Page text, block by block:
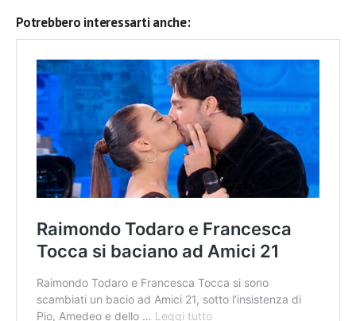
Potrebbero interessarti anche: